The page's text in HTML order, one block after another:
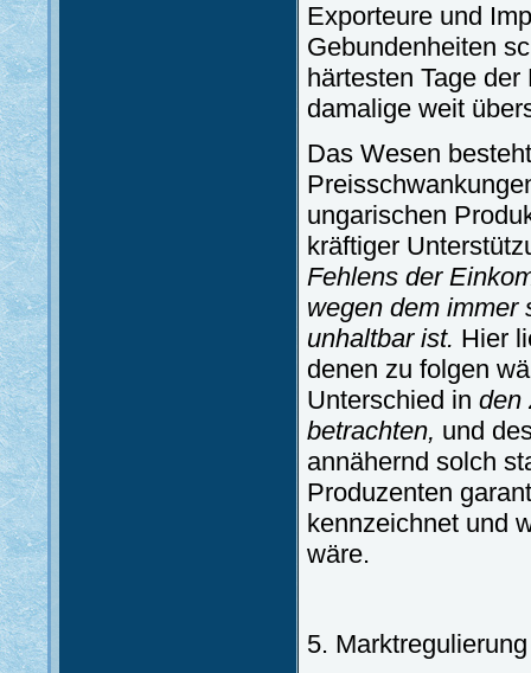
Exporteure und
Gebundenheiten
härtesten Tage
damalige weit
Das Wesen
ungarischen
kräftiger
Fehlens der
wegen dem immer
unhaltbar ist. Hier
denen zu folgen
Unterschied in den
betrachten, und
annähernd solch
Produzenten
kennzeichnet und
wäre.
5. Marktregulierung